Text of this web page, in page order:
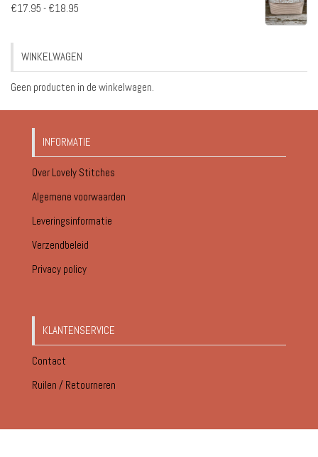
€17.95 - €18.95
€18.95
WINKELWAGEN
Geen producten in de winkelwagen.
INFORMATIE
Over Lovely Stitches
Algemene voorwaarden
Leveringsinformatie
Verzendbeleid
Privacy policy
KLANTENSERVICE
Contact
Ruilen / Retourneren